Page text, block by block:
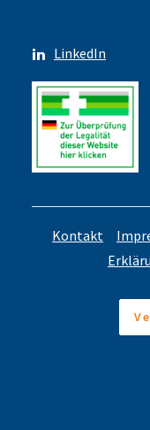
LinkedIn
Kontakt